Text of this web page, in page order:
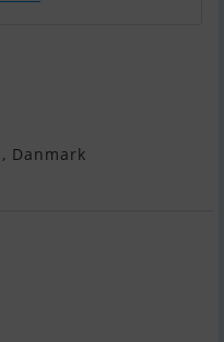
Danmark